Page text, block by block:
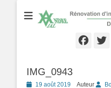
Rénovation d'Intérieurs -
IMG_0943
Posté19 août 2019 Auteur